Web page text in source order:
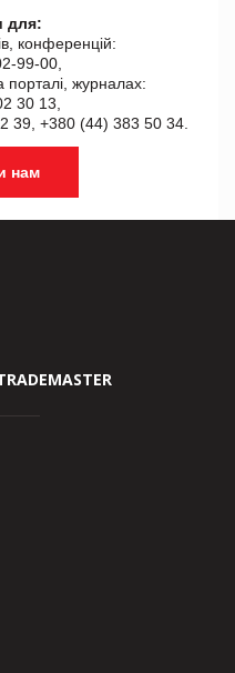
для:
конференцій:
99-00,
журналах:
30 13,
39, +380 (44) 383 50 34.
нам